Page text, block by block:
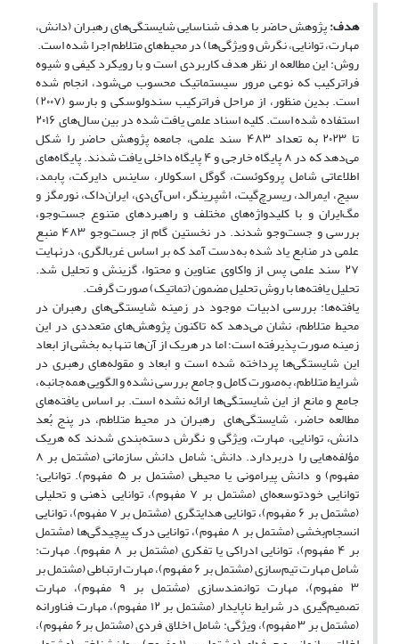
هدف:پژوهش حاضر با هدف شناسایی شایستگی‌های رهبران (دانش،
مهارت، توانایی، نگرش و ویژگی‌ها) در محیط‌های متلاطم اجرا شده است.
روش: این مطالعه ار نظر هدف کاربردی است و با رویکرد کیفی و شیوه
فراترکیب که نوعی مرور سیستماتیک محسوب می‌شود، انجام شده
است. بدین منظور، از مراحل فراترکیب سندولوسکی و بارسو (۲۰۰۷)
استفاده شده است. کلیه اسناد علمی یافت شده در بین سال‌های ۲۰۱۶
تا ۲۰۲۳ به تعداد ۴۸۳ سند علمی، جامعه پژوهش حاضر را شکل
می‌دهد که در ۸ پایگاه خارجی و ۴ پایگاه داخلی یافت شدند. پایگاه‌های
اطلاعاتی شامل پروکوئست، گوگل اسکولار، ساینس دایرکت، پاب‎مد،
سیج، ایمرالد، ریسرچ‌گیت، اشپرینگر، اس‌آی‌دی، ایران‌داک، نورمگز و
مگ‌ایران و با کلیدواژه‌های مختلف و راهبردهای متنوع جست‌وجو،
بررسی و جست‌وجو شدند. در نخستین گام از جست‌وجو ۴۸۳ منبع
علمی در منابع یاد شده به‌دست آمد که بر اساس غربالگری، درنهایت
۲۷ سند علمی پس از واکاوی عناوین و محتوا، گزینش و تحلیل شد.
تحلیل یافته‌ها با روش تحلیل مضمون (تماتیک) صورت گرفت.
یافته‌ها: بررسی ادبیات موجود در زمینه شایستگی‌های رهبران در
محیط متلاطم، نشان می‌دهد که تاکنون پژوهش‌های متعددی در این
زمینه صورت پذیرفته است؛ اما در هریک از آن‌ها تنها به بخشی از ابعاد
این شایستگی‌ها پرداخته شده است و ابعاد و مقوله‌های رهبری در
شرایط متلاطم، به‌صورت کامل و جامع بررسی نشده و الگویی همه‌جانبه،
جامع و مانع از این شایستگی‌ها ارائه نشده است. بر اساس یافته‌های
مطالعه حاضر، شایستگی‌های رهبران در محیط متلاطم، در پنج بُعد
دانش، توانایی، مهارت، ویژگی و نگرش دسته‌بندی شدند که هریک
مؤلفه‌هایی را دربردارد. دانش: شامل دانش سازمانی (مشتمل بر ۸
مفهوم) و دانش پیرامونی یا محیطی (مشتمل بر ۵ مفهوم). توانایی:
توانایی خودتوسعه‌ای (مشتمل بر ۷ مفهوم)، توانایی ذهنی و تحلیلی
(مشتمل بر ۶ مفهوم)، توانایی هدایتگری (مشتمل بر ۷ مفهوم)، توانایی
انسجام‌بخشی (مشتمل بر ۸ مفهوم)، توانایی درک پیچیدگی‌ها (مشتمل
بر ۴ مفهوم)، توانایی ادراکی یا تفکری (مشتمل بر ۸ مفهوم). مهارت:
شامل مهارت تیم‌سازی (مشتمل بر ۶ مفهوم)، مهارت ارتباطی (مشتمل بر
۳ مفهوم)، مهارت توانمندسازی (مشتمل بر ۹ مفهوم)، مهارت
تصمیم‌گیری در شرایط ناپایدار (مشتمل بر ۱۲ مفهوم)، مهارت فناورانه
(مشتمل بر ۳ مفهوم)، ویژگی: شامل اخلاق فردی (مشتمل بر۶ مفهوم)،